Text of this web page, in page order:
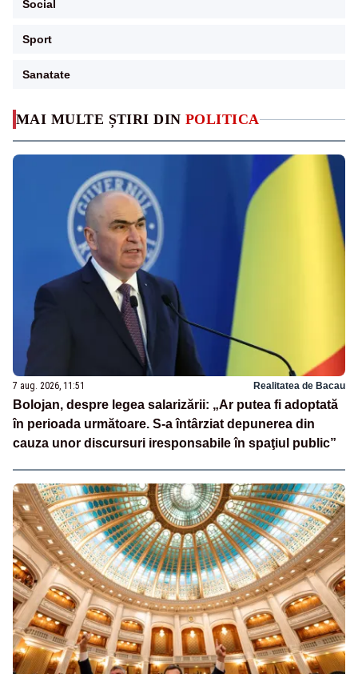
MAI MULTE ȘTIRI DIN POLITICA
7 aug. 2026, 11:51 Realitatea de Bacau
Bolojan, despre legea salarizării: „Ar putea fi adoptată
în perioada următoare. S-a întârziat depunerea din
cauza unor discursuri iresponsabile în spaţiul public”
Social
Sport
Sanatate